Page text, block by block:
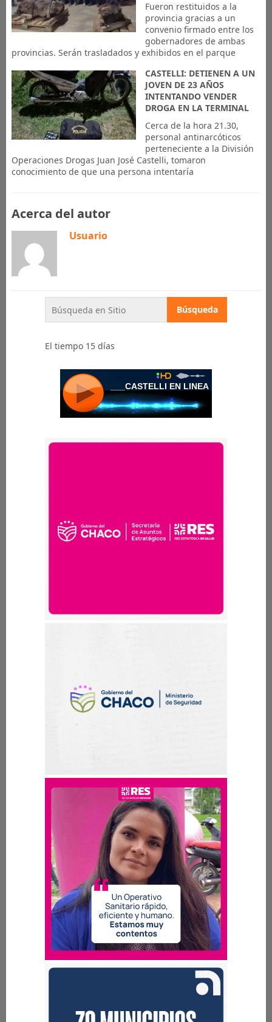
Fueron restituidos a la
provincia gracias a un
convenio firmado entre los
gobernadores de ambas
provincias. Serán trasladados y exhibidos en el parque
CASTELLI: DETIENEN A UN
JOVEN DE 23 AÑOS
INTENTANDO VENDER
DROGA EN LA TERMINAL
Cerca de la hora 21.30,
personal antinarcóticos
perteneciente a la División
Operaciones Drogas Juan José Castelli, tomaron
conocimiento de que una persona intentaría
Acerca del autor
Usuario
El tiempo 15 días